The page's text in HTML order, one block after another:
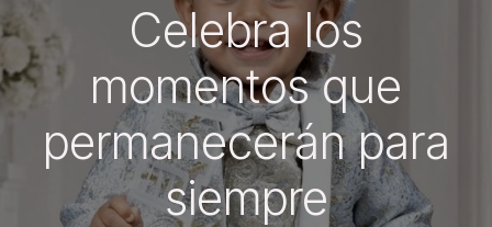
Celebra los
momentos que
permanecerán para
siempre